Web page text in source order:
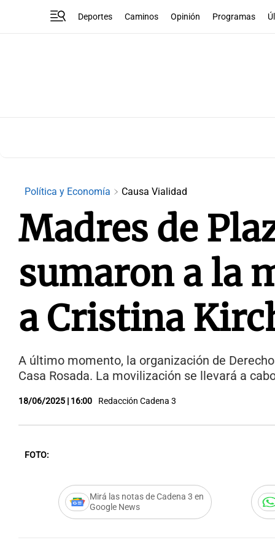
Deportes Caminos Opinión Programas
Política y Economía Causa Vialidad
Madres de
sumaron a la
a Cristina
A último momento, la organización de
Casa Rosada. La movilización se llevará a
18/06/2025 | 16:00 Redacción Cadena 3
FOTO:
Mirá las notas de Cadena 3 en
Google News